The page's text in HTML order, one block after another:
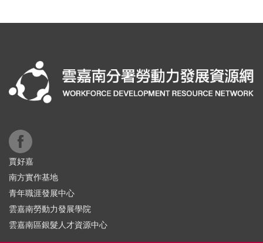
賈好嘉
南方實作基地
青年職涯發展中心
雲嘉南勞動力發展學院
雲嘉南區銀髮人才資源中心